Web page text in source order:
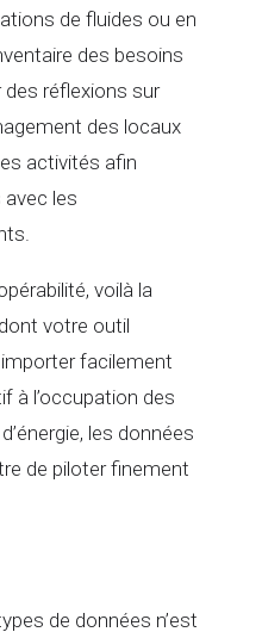
de fluides ou en
des besoins
des réflexions sur
des locaux
activités afin
avec les
voilà la
votre outil
facilement
à l’occupation des
les données
de piloter finement
de données n’est